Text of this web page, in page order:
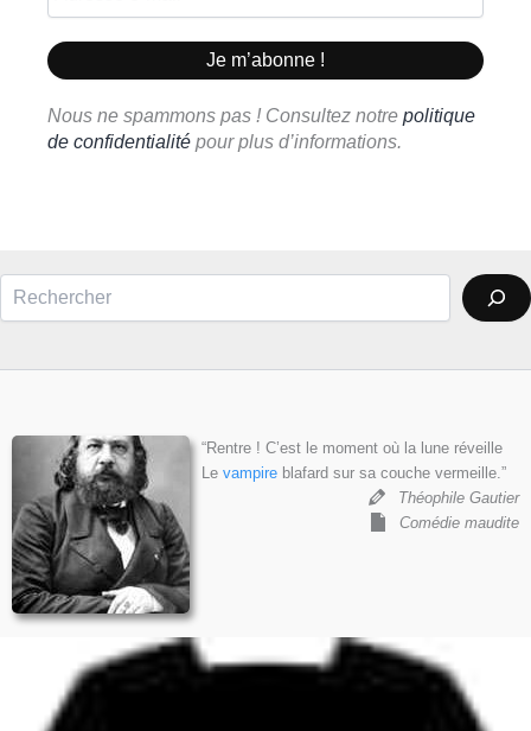
Nous ne spammons pas ! Consultez notre politique
de confidentialité pour plus d’informations.
Rechercher
“Rentre ! C’est le moment où la lune réveille
Le vampire blafard sur sa couche vermeille.”
Théophile Gautier
Comédie maudite